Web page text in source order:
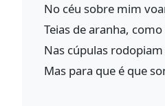
No céu sobre mim
Teias de aranha,
Nas cúpulas
Mas para que é que